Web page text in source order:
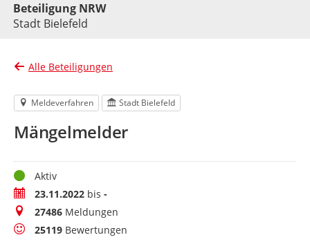
Beteiligung NRW
Stadt Bielefeld
Alle Beteiligungen
Meldeverfahren Stadt Bielefeld
Mängelmelder
StatusAktiv
Zeitraum23.11.2022 bis -
Meldungen
27486 Meldungen
Bewertungen
25119 Bewertungen